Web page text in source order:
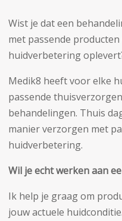
Wist je dat een
met passende
huidverbetering
Medik8 heeft voor elke
passende
behandelingen. Thuis
manier verzorgen met
huidverbetering.
Wil je echt werken aan
Ik help je graag om
jouw actuele